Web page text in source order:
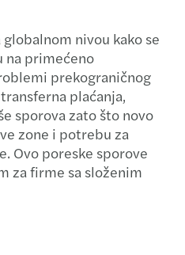
nivou kako se
na primećeno
prekograničnog
plaćanja,
sporova zato što novo
zone i potrebu za
Ovo poreske sporove
za firme sa složenim